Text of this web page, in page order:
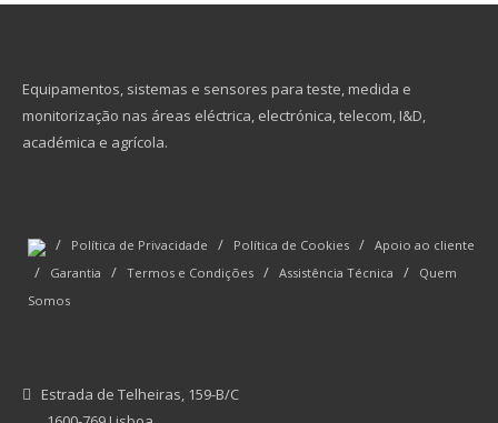
Equipamentos, sistemas e sensores para teste, medida e
monitorização nas áreas eléctrica, electrónica, telecom, I&D,
académica e agrícola.
/ Política de Privacidade / Política de Cookies / Apoio ao cliente
/ Garantia / Termos e Condições / Assistência Técnica /
Quem
Somos
Estrada de Telheiras, 159-B/C